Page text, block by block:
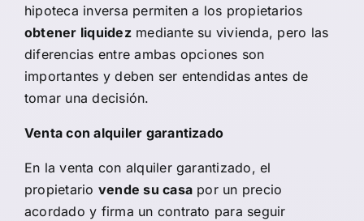
hipoteca inversa permiten a los propietarios
obtener liquidezmediante su vivienda, pero las
diferencias entre ambas opciones son
importantes y deben ser entendidas antes de
tomar una decisión.
Venta con alquiler garantizado
En la venta con alquiler garantizado, el
propietario vende su casa por un precio
acordado y firma un contrato para seguir